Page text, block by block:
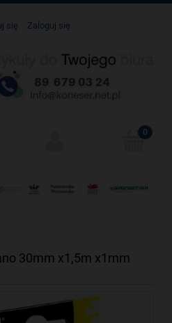
się Zaloguj się
30mm x1,5m x1mm